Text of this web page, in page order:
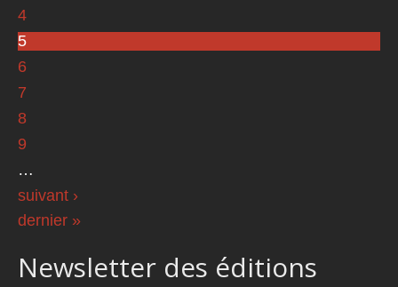
4
5
6
7
8
9
…
suivant ›
dernier »
Newsletter des éditions